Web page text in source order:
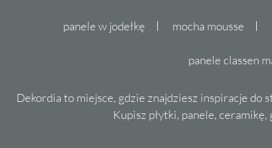
panele w jodełkę mocha mousse
panele classen
Dekordia to miejsce, gdzie znajdziesz inspiracje do
Kupisz płytki, panele,